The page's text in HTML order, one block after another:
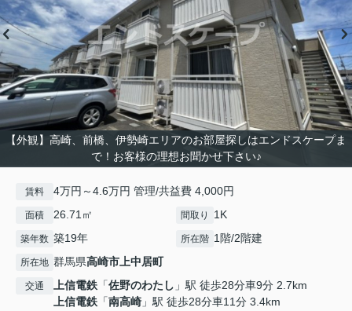
【外観】高崎、前橋、伊勢崎エリアのお部屋探しはエンドスケープま
で！お客様の理想お聞かせ下さい♪
賃料 4万円～4.6万円 管理/共益費 4,000円
面積 26.71㎡ 間取り 1K
築年数 築19年 所在階 1階/2階建
所在地 群馬県高崎市上中居町
交通 上信電鉄 「佐野のわたし 」駅 徒歩28分車9分 2.7km
上信電鉄 「南高崎 」駅 徒歩28分車11分 3.4km